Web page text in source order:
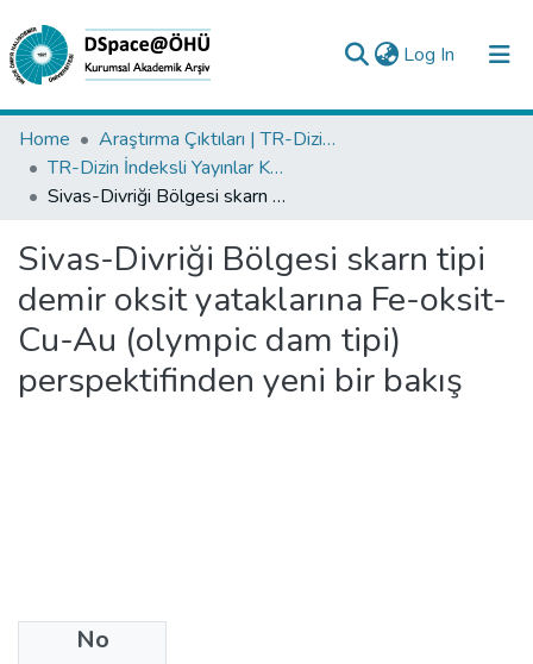
Log In (current)
Collections
All of DSpace
Analyze
Request/Question
Home
Araştırma Çıktıları | TR-Dizin | WoS | Scopus | PubMed
TR-Dizin İndeksli Yayınlar Koleksiyonu
Sivas-Divriği Bölgesi skarn tipi demir oksit yataklarına Fe-oksit-Cu-Au (olympic dam tipi) perspektifinden yeni bir bakış
Sivas-Divriği Bölgesi skarn tipi
demir oksit yataklarına Fe-oksit-
Cu-Au (olympic dam tipi)
perspektifinden yeni bir bakış
No